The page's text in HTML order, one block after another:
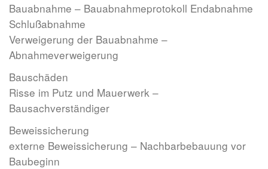
Bauabnahme – Bauabnahmeprotokoll Endabnahme
Schlußabnahme
Verweigerung der Bauabnahme –
Abnahmeverweigerung
Bauschäden
Risse im Putz und Mauerwerk –
Bausachverständiger
Beweissicherung
externe Beweissicherung – Nachbarbebauung vor
Baubeginn